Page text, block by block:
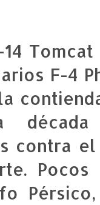
F-4
contra
Pocos